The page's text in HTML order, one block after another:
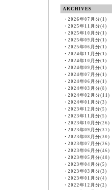
ARCHIVES
・ 2026年07月分(1)
・ 2025年11月分(4)
・ 2025年10月分(1)
・ 2025年09月分(1)
・ 2025年06月分(1)
・ 2024年11月分(1)
・ 2024年10月分(1)
・ 2024年09月分(1)
・ 2024年07月分(1)
・ 2024年06月分(1)
・ 2024年03月分(8)
・ 2024年02月分(11)
・ 2024年01月分(3)
・ 2023年12月分(5)
・ 2023年11月分(5)
・ 2023年10月分(26)
・ 2023年09月分(37)
・ 2023年08月分(30)
・ 2023年07月分(26)
・ 2023年06月分(46)
・ 2023年05月分(48)
・ 2023年04月分(5)
・ 2023年03月分(3)
・ 2023年01月分(4)
・ 2022年12月分(2)